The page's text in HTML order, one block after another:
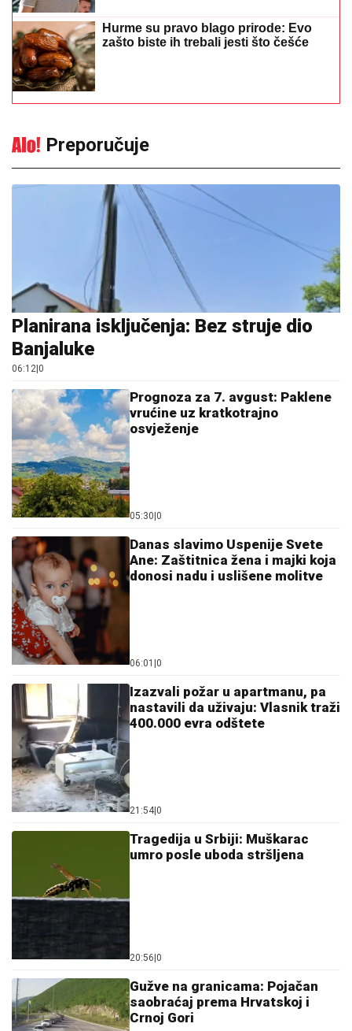
Hurme su pravo blago prirode: Evo
zašto biste ih trebali jesti što češće
Preporučuje
Planirana isključenja: Bez struje dio
Banjaluke
06:12 0
Prognoza za 7. avgust: Paklene
vrućine uz kratkotrajno
osvježenje
05:30 0
Danas slavimo Uspenije Svete
Ane: Zaštitnica žena i majki koja
donosi nadu i uslišene molitve
06:01 0
Izazvali požar u apartmanu, pa
nastavili da uživaju: Vlasnik traži
400.000 evra odštete
21:54 0
Tragedija u Srbiji: Muškarac
umro posle uboda stršljena
20:56 0
Gužve na granicama: Pojačan
saobraćaj prema Hrvatskoj i
Crnoj Gori